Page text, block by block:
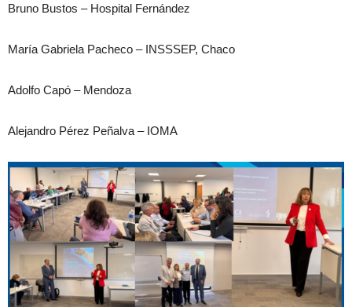
Bruno Bustos – Hospital Fernández
María Gabriela Pacheco – INSSSEP, Chaco
Adolfo Capó – Mendoza
Alejandro Pérez Peñalva – IOMA